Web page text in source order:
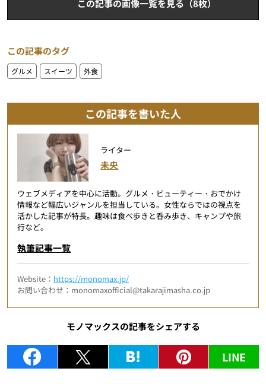
この記事の画像一覧を見る（8枚）
この記事のタグ
グルメ スイーツ 外食
この記事を書いた人
ライター
未央
ウェブメディアを中心に活動。グルメ・ビューティー・おでかけ
情報など幅広いジャンルを担当している。女性ならではの視点を
活かした記事が特長。趣味は食べ歩きと呑み歩き、キャンプや旅
行など。
執筆記事一覧
Website： https://monomax.jp/
お問い合わせ：monomaxofficial@takarajimasha.co.jp
モノマックスの記事をシェアする
LINE